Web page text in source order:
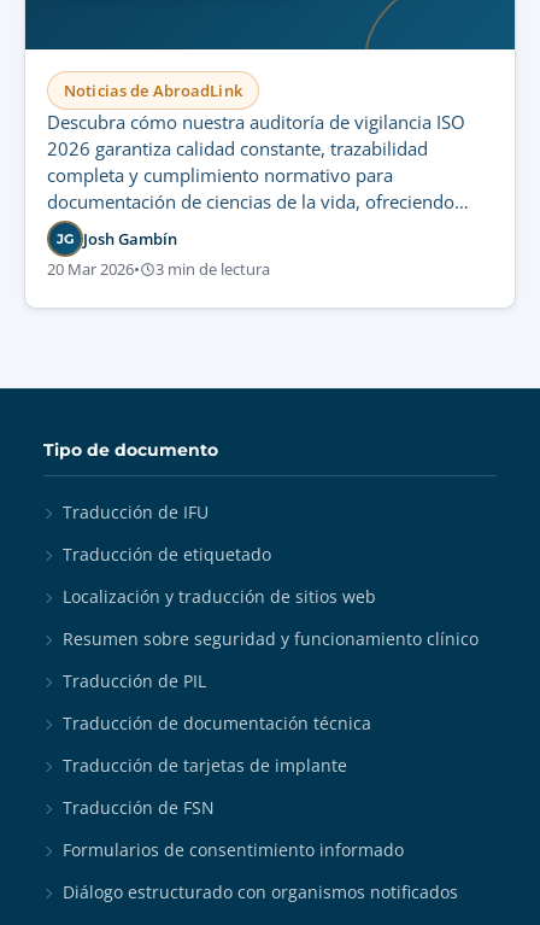
Noticias de AbroadLink
Descubra cómo nuestra auditoría de vigilancia ISO
2026 garantiza calidad constante, trazabilidad
completa y cumplimiento normativo para
documentación de ciencias de la vida, ofreciendo
procesos auditables y menos incidentes de
traducción.
JG Josh Gambín
20 Mar 2026• 3 min de lectura
Tipo de documento
Traducción de IFU
Traducción de etiquetado
Localización y traducción de sitios web
Resumen sobre seguridad y funcionamiento clínico
Traducción de PIL
Traducción de documentación técnica
Traducción de tarjetas de implante
Traducción de FSN
Formularios de consentimiento informado
Diálogo estructurado con organismos notificados